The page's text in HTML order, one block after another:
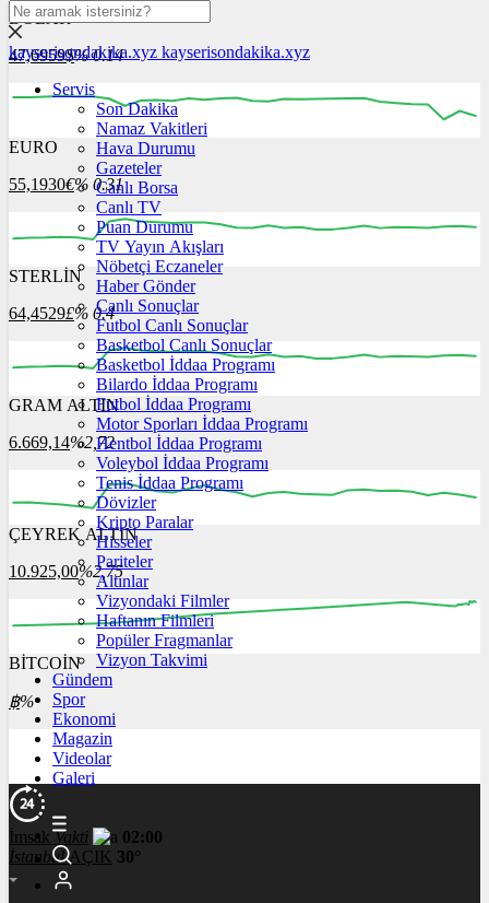
DOLAR
47,6959$% 0.14
12:00 13:00
EURO
55,1930€% 0.31
12:00 13:00
STERLİN
64,4529£% 0.4
12:00 13:00 14:00
GRAM ALTIN
6.669,14%2,72
12:00 13:00
ÇEYREK ALTIN
10.925,00%2,75
00:00 00:00 00:00
BİTCOİN
฿%
kayserisondakika.xyz kayserisondakika.xyz
Servis
Son Dakika
Namaz Vakitleri
Hava Durumu
Gazeteler
Canlı Borsa
Canlı TV
Puan Durumu
TV Yayın Akışları
Nöbetçi Eczaneler
Haber Gönder
Canlı Sonuçlar
Futbol Canlı Sonuçlar
Basketbol Canlı Sonuçlar
Basketbol İddaa Programı
Bilardo İddaa Programı
Futbol İddaa Programı
Motor Sporları İddaa Programı
Hentbol İddaa Programı
Voleybol İddaa Programı
Tenis İddaa Programı
Dövizler
Kripto Paralar
Hisseler
Pariteler
Altınlar
Vizyondaki Filmler
Haftanın Filmleri
Popüler Fragmanlar
Vizyon Takvimi
Gündem
Spor
Ekonomi
Magazin
Videolar
Galeri
İmsakVakti
02:00
İstanbul AÇIK 30°